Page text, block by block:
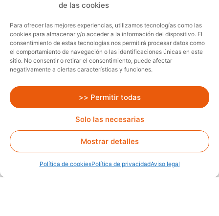
de las cookies
Para ofrecer las mejores experiencias, utilizamos tecnologías como las
cookies para almacenar y/o acceder a la información del dispositivo. El
consentimiento de estas tecnologías nos permitirá procesar datos como
el comportamiento de navegación o las identificaciones únicas en este
sitio. No consentir o retirar el consentimiento, puede afectar
negativamente a ciertas características y funciones.
>> Permitir todas
Solo las necesarias
Mostrar detalles
Política de cookiesPolítica de privacidadAviso legal